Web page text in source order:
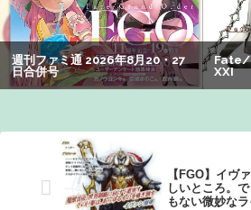
【悲報】男が嫌いな男の特徴がこち
ｗ
【悲報】有名漫画家「体重の減少が
【FGO】イヴ
しいところ。
もない微妙なラ